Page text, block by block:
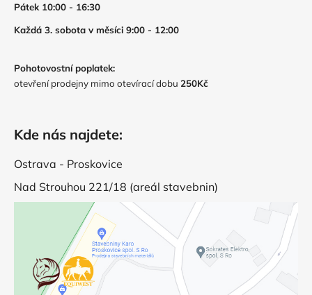
Pátek 10:00 - 16:30
Každá 3. sobota v měsíci 9:00 - 12:00
Pohotovostní poplatek:
otevření prodejny mimo otevírací dobu 250Kč
Kde nás najdete:
Ostrava - Proskovice
Nad Strouhou 221/18 (areál stavebnin)